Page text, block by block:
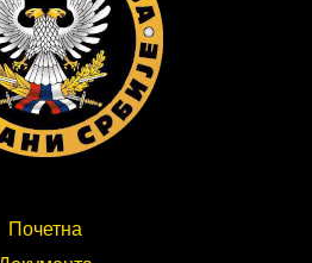
Почетна